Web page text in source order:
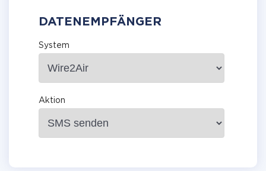
DATENEMPFÄNGER
System
Aktion